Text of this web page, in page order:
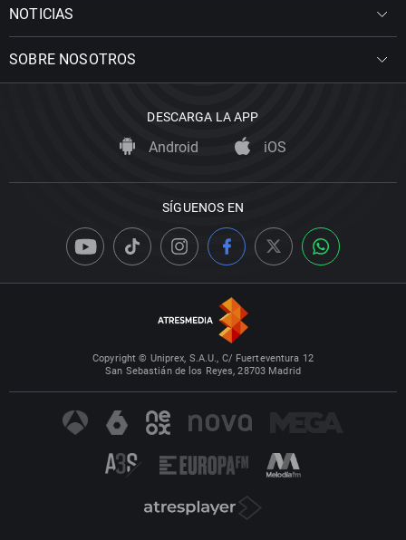
NOTICIAS
SOBRE NOSOTROS
DESCARGA LA APP
Android iOS
SÍGUENOS EN
Copyright © Uniprex, S.A.U., C/ Fuerteventura 12
San Sebastián de los Reyes, 28703 Madrid